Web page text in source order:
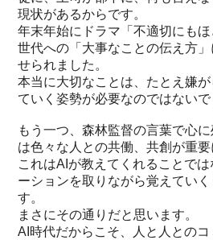
現状があるからです。
年末年始にドラマ「不適切にも
世代への「大事なことの伝え方
せられました。
本当に大切なことは、たとえ嫌
ていく姿勢が必要なのではないで
もう一つ、森林監督の言葉で心
は色々な人との共働、共創が重要
これはAIが教えてくれることで
ーションを取りながら覚えてい
す。
まさにその通りだと思います。
AI時代だからこそ、人と人との